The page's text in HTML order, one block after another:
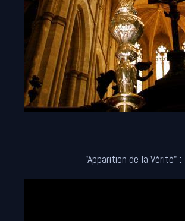
"Apparition de la Vérité" :